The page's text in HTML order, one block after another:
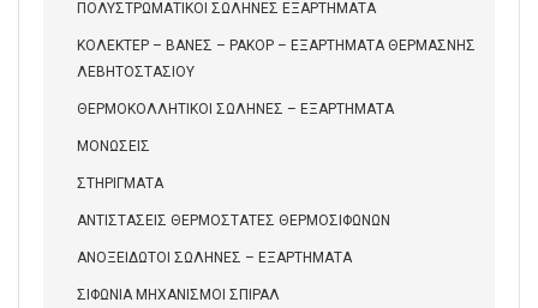
ΠΟΛΥΣΤΡΩΜΑΤΙΚΟΙ ΣΩΛΗΝΕΣ ΕΞΑΡΤΗΜΑΤΑ
ΚΟΛΕΚΤΕΡ – ΒΑΝΕΣ – ΡΑΚΟΡ – ΕΞΑΡΤΗΜΑΤΑ ΘΕΡΜΑΣΝΗΣ
ΛΕΒΗΤΟΣΤΑΣΙΟΥ
ΘΕΡΜΟΚΟΛΛΗΤΙΚΟΙ ΣΩΛΗΝΕΣ – ΕΞΑΡΤΗΜΑΤΑ
ΜΟΝΩΣΕΙΣ
ΣΤΗΡΙΓΜΑΤΑ
ΑΝΤΙΣΤΑΣΕΙΣ ΘΕΡΜΟΣΤΑΤΕΣ ΘΕΡΜΟΣΙΦΩΝΩΝ
ΑΝΟΞΕΙΔΩΤΟΙ ΣΩΛΗΝΕΣ – ΕΞΑΡΤΗΜΑΤΑ
ΣΙΦΩΝΙΑ ΜΗΧΑΝΙΣΜΟΙ ΣΠΙΡΑΛ